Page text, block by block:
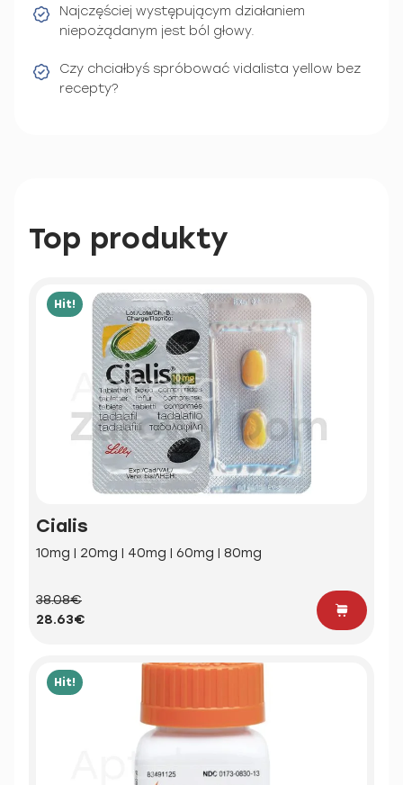
Najczęściej występującym działaniem
niepożądanym jest ból głowy.
Czy chciałbyś spróbować vidalista yellow bez
recepty?
Top produkty
Hit!
Cialis
10mg | 20mg | 40mg | 60mg | 80mg
38.08€
28.63€
Hit!